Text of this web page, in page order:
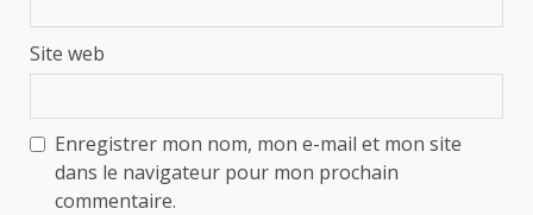
Site web
Enregistrer mon nom, mon e-mail et mon site
dans le navigateur pour mon prochain
commentaire.